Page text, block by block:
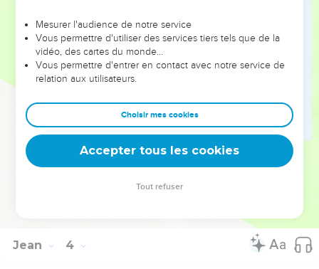
Celui qui vient du ciel est au-dessus de tous,
il rend témoignage de ce qu'il a vu et entendu, et
personne n’accepte son témoignage.
Celui qui a accepté son témoignage a certifié que Dieu est
En effet, celui que Dieu a envoyé dit les paroles de Dieu,
parce que Dieu lui donne l'Esprit sans mesure.
Le Père aime le Fils et a tout remis entre ses mains.
Celui qui croit au Fils a la vie éternelle ; celui qui ne croit
Jean 4
Mesurer l'audience de notre service
Vous permettre d'utiliser des services tiers tels que de la
vidéo, des cartes du monde…
Vous permettre d'entrer en contact avec notre service de
relation aux utilisateurs.
Choisir mes cookies
Accepter tous les cookies
Tout refuser